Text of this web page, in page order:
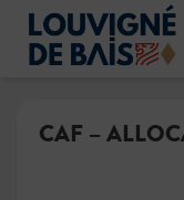
CAF –